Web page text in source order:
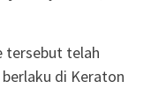
tersebut telah
di Keraton